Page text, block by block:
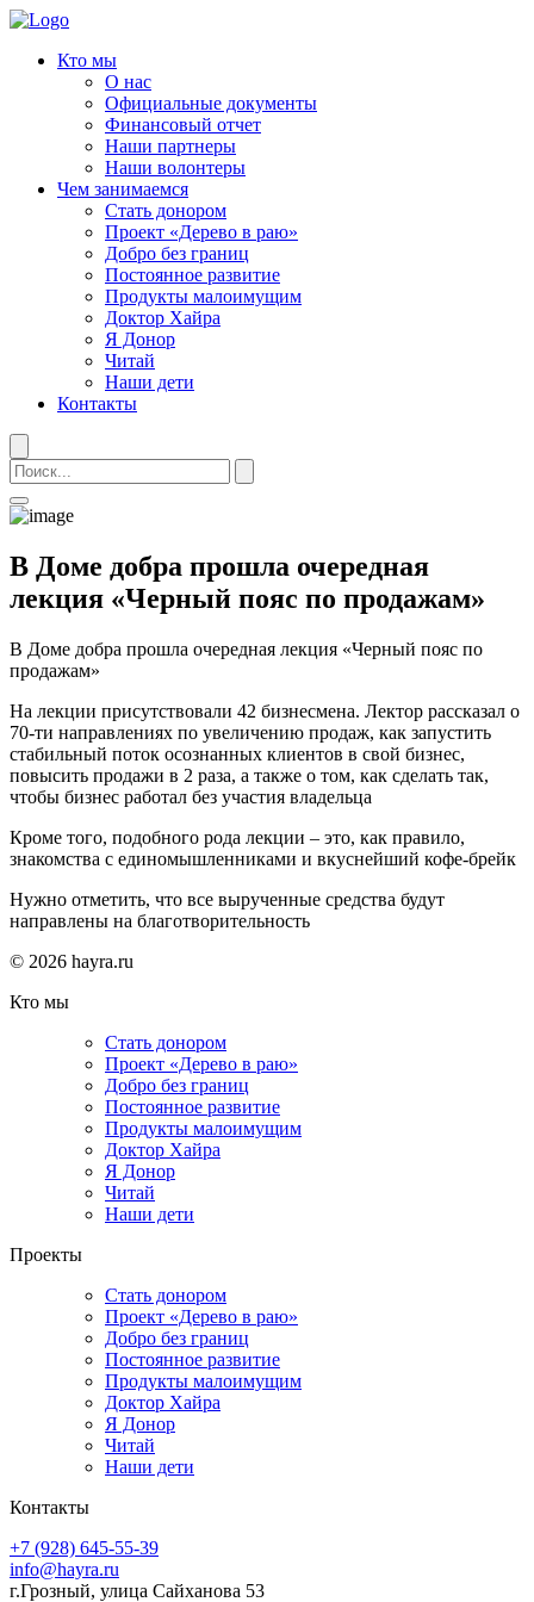
Кто мы
О нас
Официальные документы
Финансовый отчет
Наши партнеры
Наши волонтеры
Чем занимаемся
Стать донором
Проект «Дерево в раю»
Добро без границ
Постоянное развитие
Продукты малоимущим
Доктор Хайра
Я Донор
Читай
Наши дети
Контакты
В Доме добра прошла очередная
лекция «Черный пояс по продажам»
В Доме добра прошла очередная лекция «Черный пояс по
продажам»
На лекции присутствовали 42 бизнесмена. Лектор рассказал о
70-ти направлениях по увеличению продаж, как запустить
стабильный поток осознанных клиентов в свой бизнес,
повысить продажи в 2 раза, а также о том, как сделать так,
чтобы бизнес работал без участия владельца
Кроме того, подобного рода лекции – это, как правило,
знакомства с единомышленниками и вкуснейший кофе-брейк
Нужно отметить, что все вырученные средства будут
направлены на благотворительность
© 2026 hayra.ru
Кто мы
Стать донором
Проект «Дерево в раю»
Добро без границ
Постоянное развитие
Продукты малоимущим
Доктор Хайра
Я Донор
Читай
Наши дети
Проекты
Стать донором
Проект «Дерево в раю»
Добро без границ
Постоянное развитие
Продукты малоимущим
Доктор Хайра
Я Донор
Читай
Наши дети
Контакты
+7 (928) 645-55-39
info@hayra.ru
г.Грозный, улица Сайханова 53